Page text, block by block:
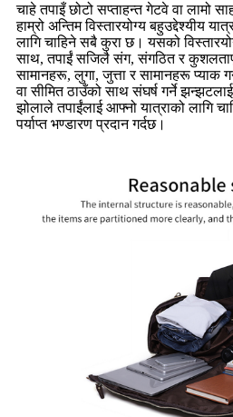
चाहे तपाइँ छोटो सप्ताहन्त गेटवे वा लामो
हाम्रो अन्तिम विस्तारयोग्य बहुउद्देश्यीय
लागि चाहिने सबै कुरा छ। यसको
साथ, तपाईं सजिलै संग, संगठित र
सामानहरू, लुगा, जुत्ता र सामानहरू प्याक
वा सीमित ठाउँको साथ संघर्ष गर्ने
झोलाले तपाईंलाई आफ्नो यात्राको लागि
पर्याप्त भण्डारण प्रदान गर्दछ।